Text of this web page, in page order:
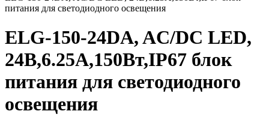
питания для светодиодного освещения
ELG-150-24DA, AC/DC LED,
24В,6.25А,150Вт,IP67 блок
питания для светодиодного
освещения